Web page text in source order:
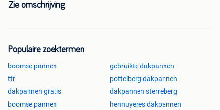
Zie omschrijving
Populaire zoektermen
boomse pannen
gebruikte dakpannen
ttr
pottelberg dakpannen
dakpannen gratis
dakpannen sterreberg
boomse pannen
hennuyeres dakpannen